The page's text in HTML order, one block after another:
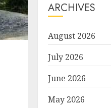
ARCHIVES
August 2026
July 2026
June 2026
May 2026